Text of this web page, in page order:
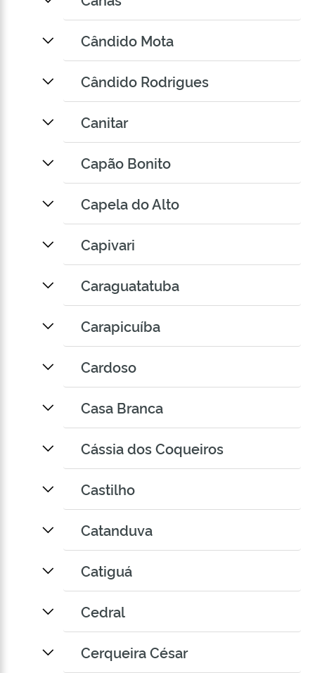
Cândido Mota
Cândido Rodrigues
Canitar
Capão Bonito
Capela do Alto
Capivari
Caraguatatuba
Carapicuíba
Cardoso
Casa Branca
Cássia dos Coqueiros
Castilho
Catanduva
Catiguá
Cedral
Cerqueira César